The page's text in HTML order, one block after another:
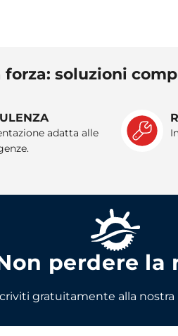
forza: soluzioni
adatta alle
perdere la
gratuitamente alla